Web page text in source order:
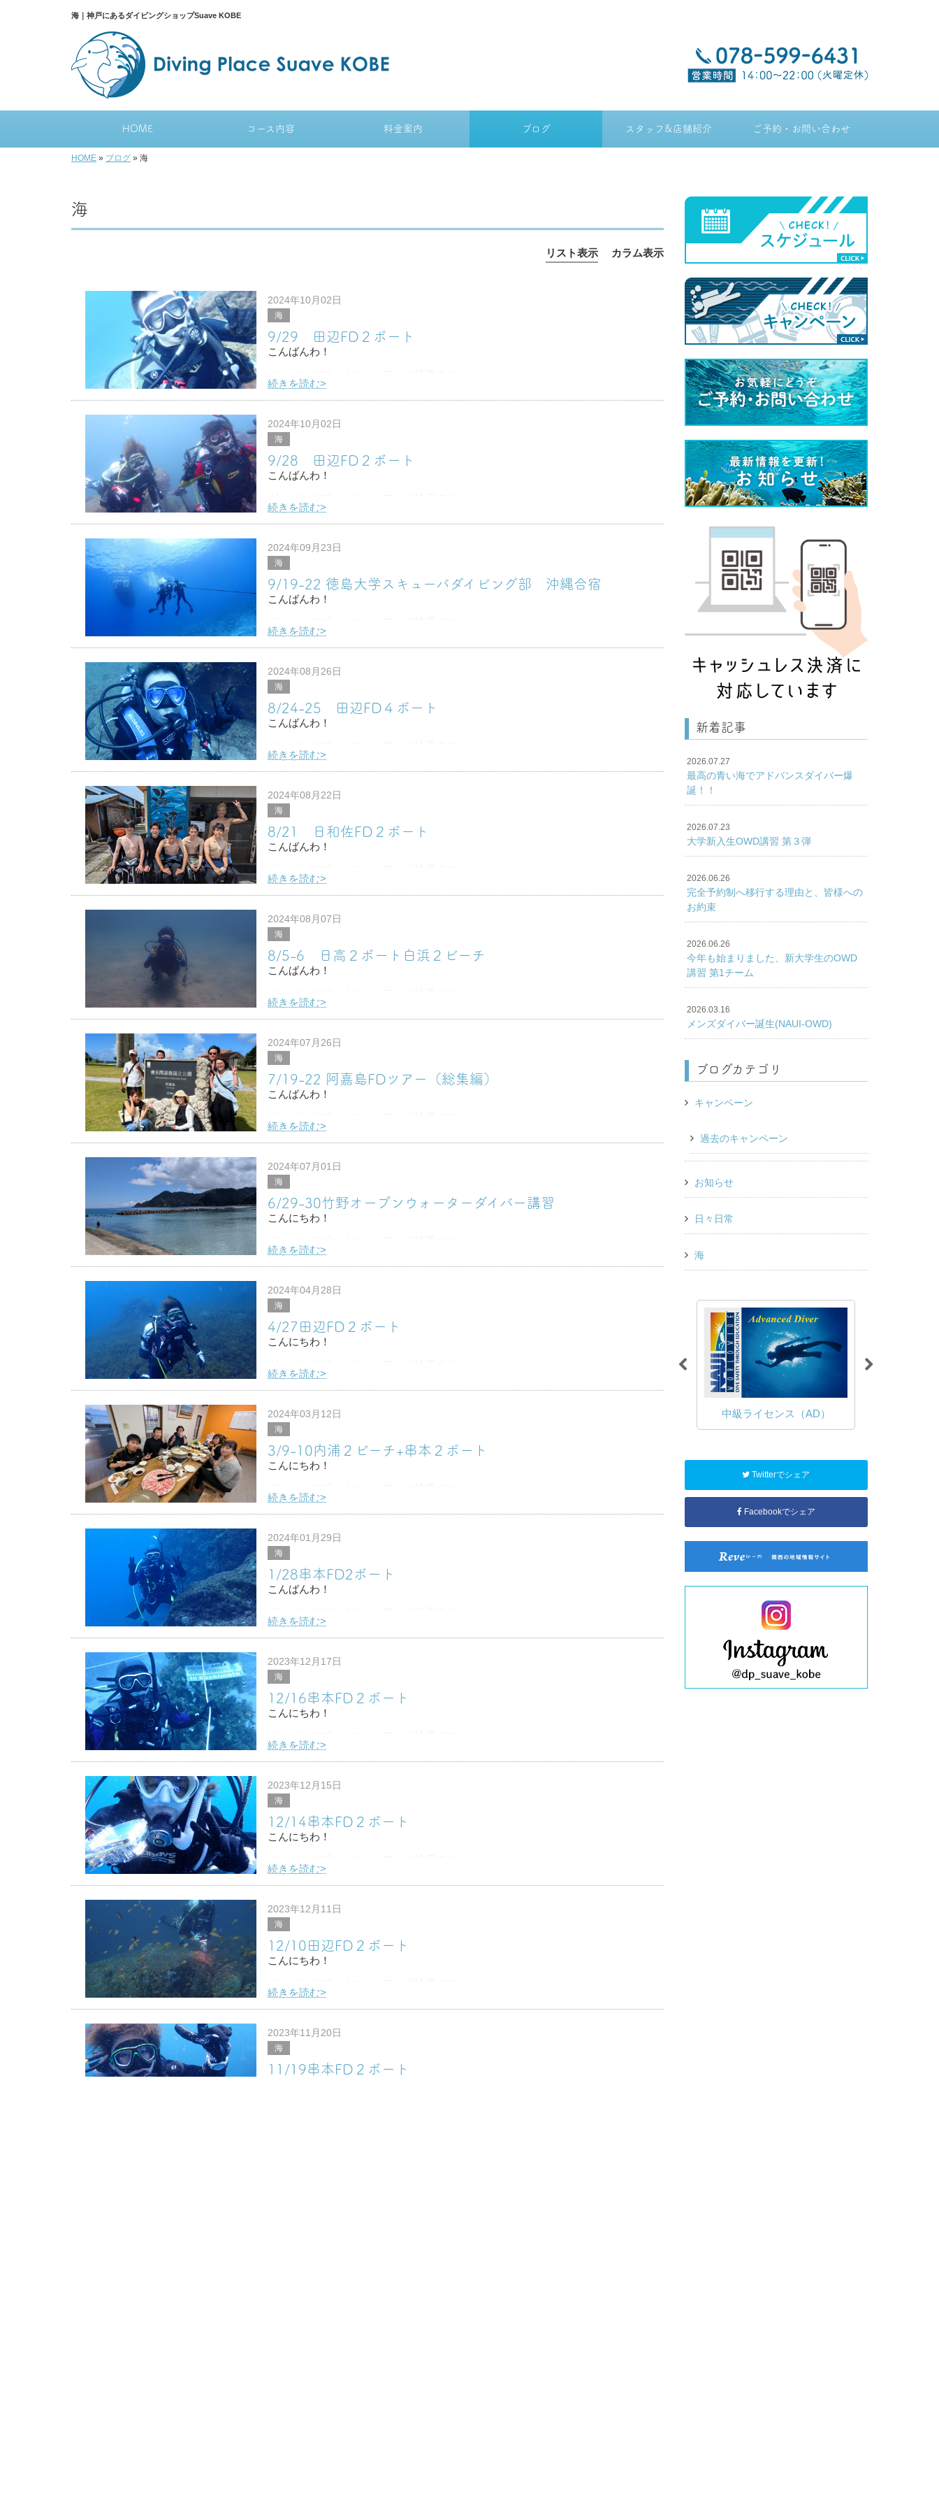
海｜神戸にあるダイビングショップSuave KOBE
HOME コース内容 料金案内 ブログ スタッフ&店舗紹介 ご予約・お問い合わせ
HOME » ブログ » 海
海
リスト表示 カラム表示
2024年10月02日
海
9/29 田辺FD２ボート
こんばんわ！
２日目も田辺リクエストだったので行ってきました☆
いつも、ありがとねー♪
めーっちゃ久しぶりのゲッター！！
アカオビハ
続きを読む>
2024年10月02日
海
9/28 田辺FD２ボート
こんばんわ！
今日から３連チャン海が続きます！初日は田辺！！
久しぶりのお二人！先月行けなかったのでリベンジ田辺♪
ちょっとゆらゆらとうねりはあ
続きを読む>
2024年09月23日
海
9/19-22 徳島大学スキューバダイビング部 沖縄合宿
こんばんわ！
徳島大学スキューバダイビング部
３泊４日の沖縄合宿に行ってきました！！
いい感じの透明度でした！！！
沖縄の白い砂地を
続きを読む>
2024年08月26日
海
8/24-25 田辺FD４ボート
こんばんわ！
週末は田辺に泊りで４ボート潜ってきました☆
主役はこの人！還暦のお祝いダイビング♪おめでとう(^^)/
これからもいっぱい潜ってね
続きを読む>
2024年08月22日
海
8/21 日和佐FD２ボート
こんばんわ！
お盆明けましたがまだまだ暑いですね・・・
今回のファンダイビングは
徳島大学潜水科学部の学生さんと
日和佐に潜りに行っ
続きを読む>
2024年08月07日
海
8/5-6 日高２ボート白浜２ビーチ
こんばんわ！
平日のんびりマンツーマンで潜りに行ってきました！
１日目は日高２ボート
２日目に白浜２ビーチ
今回ちーくんからお写真い
続きを読む>
2024年07月26日
海
7/19-22 阿嘉島FDツアー（総集編）
こんばんわ！
7/19-22
３泊４日で沖縄、阿嘉島ツアーに行ってきました！！
初日は島探索
続きを読む>
2024年07月01日
海
6/29-30竹野オープンウォーターダイバー講習
こんにちわ！
先週末は竹野でオープンウォーターダイバー講習
梅雨真っ只中でしたが初日はお天気も良く
めちゃくちゃ暑かったですね！
&
続きを読む>
2024年04月28日
海
4/27田辺FD２ボート
こんにちわ！
今年初の田辺へダイビング！！
なんだかんだ海が荒れる日が多く行けてなかったんですが
今週はすこしお天気は悪かったですが海況はバッチ
続きを読む>
2024年03月12日
海
3/9-10内浦２ビーチ+串本２ボート
こんにちわ！
先週土日は泊りでファンダイビング！
１日目は冬季限定 内浦ビーチ
２日目はホームになりつつある串本２ボート笑
今回はい
続きを読む>
2024年01月29日
海
1/28串本FD2ボート
こんばんわ！
冬は北風吹いたり寒波だったりで
海が荒れる日が多いんですが
日曜日は串本で潜ってきました♪
もうすぐ１００本！
続きを読む>
2023年12月17日
海
12/16串本FD２ボート
こんにちわ！
週末荒れ予報でしたがなんとか
土曜日潜れそうとのことで串本へ♪
今回は限定水中クリスマスツリーで記念写真☆
キカモヨウ
続きを読む>
2023年12月15日
海
12/14串本FD２ボート
こんにちわ！
平日のんびりマンツーマンで串本へ行ってきました♪
安全停止中に！もうすぐ１００本だと！？
ウミウシも増えてきたなぁ☆
続きを読む>
2023年12月11日
海
12/10田辺FD２ボート
こんにちわ！
久しぶりに田辺で潜ってきましたー♪
ピン写真撮れてなかったのでこっそり盗撮した写真…笑
クダゴンベ
ベニカ
続きを読む>
2023年11月20日
海
11/19串本FD２ボート
新着記事
2026.07.27
最高の青い海でアドバンスダイバー爆
誕！！
2026.07.23
大学新入生OWD講習 第３弾
2026.06.26
完全予約制へ移行する理由と、皆様への
お約束
2026.06.26
今年も始まりました、新大学生のOWD
講習 第1チーム
2026.03.16
メンズダイバー誕生(NAUI-OWD)
ブログカテゴリ
キャンペーン
過去のキャンペーン
お知らせ
日々日常
海
中級ライセンス（AD）
Twitterでシェア
Facebookでシェア